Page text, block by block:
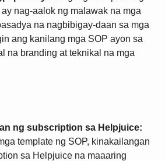
nag-aalok ng malawak na mga
na nagbibigay-daan sa mga
ang kanilang mga SOP ayon sa
na branding at teknikal na mga
ng subscription sa Helpjuice:
template ng SOP, kinakailangan
sa Helpjuice na maaaring